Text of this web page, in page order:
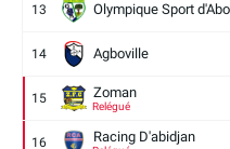
13 Olympique Sport
14 Agboville
15 Zoman
Relégué
16 Racing D'abidjan